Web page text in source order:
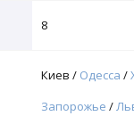
8
Киев / Одесса /
Запорожье /